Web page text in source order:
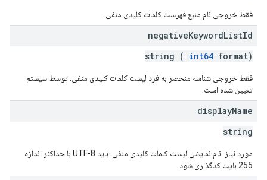
فقط خروجی نام منبع فهرست کلمات کلیدی منفی.
negativeKeywordListId
string ( int64 format)
فقط خروجی شناسه منحصر به فرد لیست کلمات کلیدی منفی. توسط سیستم
تعیین شده است.
displayName
string
مورد نیاز. نام نمایشی لیست کلمات کلیدی منفی. باید UTF-8 با حداکثر اندازه
255 بایت کدگذاری شود.